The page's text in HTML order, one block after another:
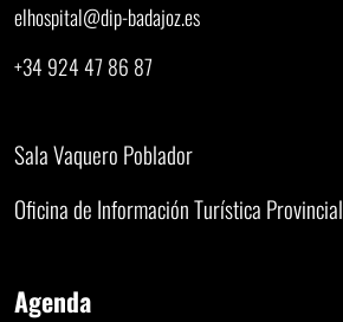
elhospital@dip-badajoz.es
+34 924 47 86 87
Sala Vaquero Poblador
Oficina de Información Turística Provincial
Agenda